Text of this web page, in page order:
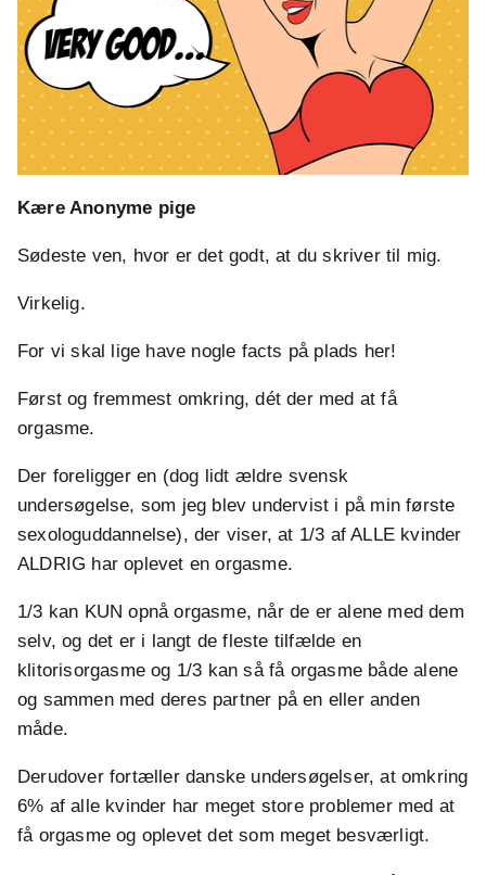
Kære Anonyme pige
Sødeste ven, hvor er det godt, at du skriver til mig.
Virkelig.
For vi skal lige have nogle facts på plads her!
Først og fremmest omkring, dét der med at få
orgasme.
Der foreligger en (dog lidt ældre svensk
undersøgelse, som jeg blev undervist i på min første
sexologuddannelse), der viser, at 1/3 af ALLE kvinder
ALDRIG har oplevet en orgasme.
1/3 kan KUN opnå orgasme, når de er alene med dem
selv, og det er i langt de fleste tilfælde en
klitorisorgasme og 1/3 kan så få orgasme både alene
og sammen med deres partner på en eller anden
måde.
Derudover fortæller danske undersøgelser, at omkring
6% af alle kvinder har meget store problemer med at
få orgasme og oplevet det som meget besværligt.